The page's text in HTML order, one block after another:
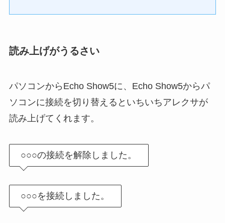
読み上げがうるさい
パソコンからEcho Show5に、Echo Show5からパ
ソコンに接続を切り替えるといちいちアレクサが
読み上げてくれます。
○○○の接続を解除しました。
○○○を接続しました。